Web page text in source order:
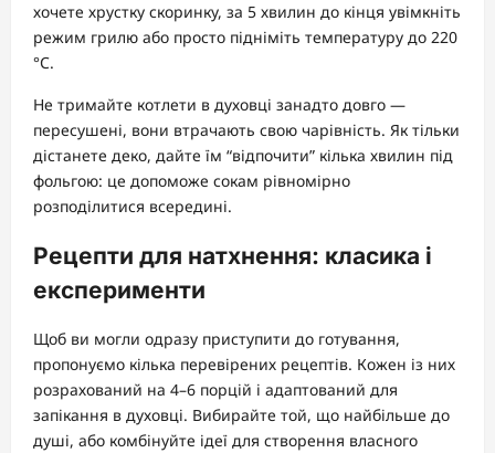
хочете хрустку скоринку, за 5 хвилин до кінця увімкніть
режим грилю або просто підніміть температуру до 220
°C.
Не тримайте котлети в духовці занадто довго —
пересушені, вони втрачають свою чарівність. Як тільки
дістанете деко, дайте їм “відпочити” кілька хвилин під
фольгою: це допоможе сокам рівномірно
розподілитися всередині.
Рецепти для натхнення: класика і
експерименти
Щоб ви могли одразу приступити до готування,
пропонуємо кілька перевірених рецептів. Кожен із них
розрахований на 4–6 порцій і адаптований для
запікання в духовці. Вибирайте той, що найбільше до
душі, або комбінуйте ідеї для створення власного